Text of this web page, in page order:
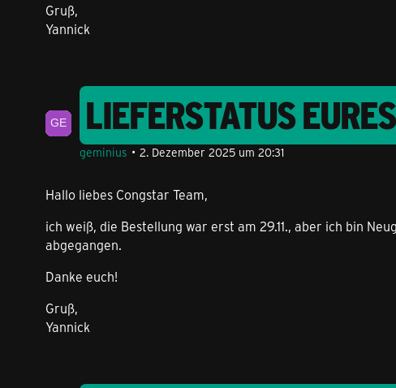
Gruß,
Yannick
LIEFERSTATUS
geminius 2. Dezember 2025 um 20:31
Hallo liebes Congstar Team,
ich weiß, die Bestellung war erst am 29.11., aber ich bin
abgegangen.
Danke euch!
Gruß,
Yannick